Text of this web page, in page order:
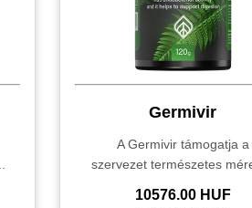
Germivir
A Germivir támogatja a
szervezet természetes
10576.00 HUF